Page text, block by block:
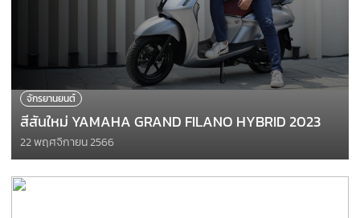
จักรยานยนต์
สีสันใหม่ YAMAHA GRAND FILANO HYBRID 2023
22 พฤศจิกายน 2566